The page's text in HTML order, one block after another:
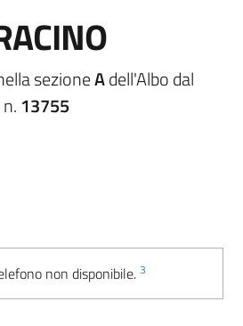
sezioneAdell'Albo dal
13755
non disponibile. 3